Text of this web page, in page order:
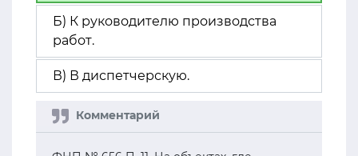
Б) К руководителю производства
работ.
В) В диспетчерскую.